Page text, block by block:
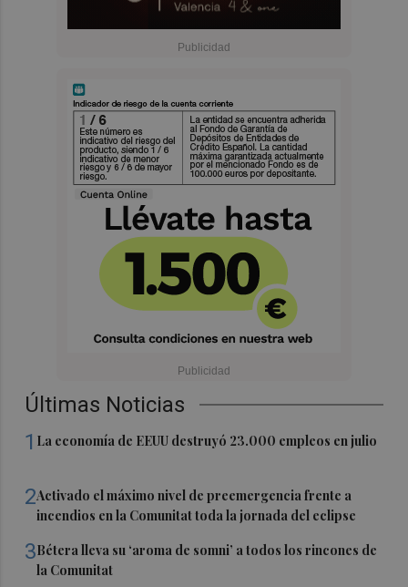
Últimas Noticias
1 La economía de EEUU destruyó 23.000 empleos en julio
2Activado el máximo nivel de preemergencia frente a
incendios en la Comunitat toda la jornada del eclipse
3Bétera lleva su ‘aroma de somni’ a todos los rincones de
la Comunitat